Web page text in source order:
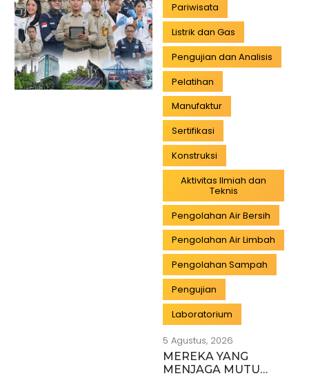
Pariwisata
Listrik dan Gas
Pengujian dan Analisis
Pelatihan
Manufaktur
Sertifikasi
Konstruksi
Aktivitas Ilmiah dan
Teknis
Pengolahan Air Bersih
Pengolahan Air Limbah
Pengolahan Sampah
Pengujian
Laboratorium
5 Agustus, 2026
MEREKA YANG
MENJAGA MUTU